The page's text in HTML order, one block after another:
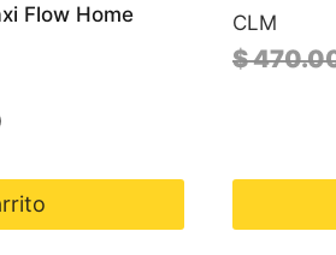
Flow Home
actual
es:
CLM
$